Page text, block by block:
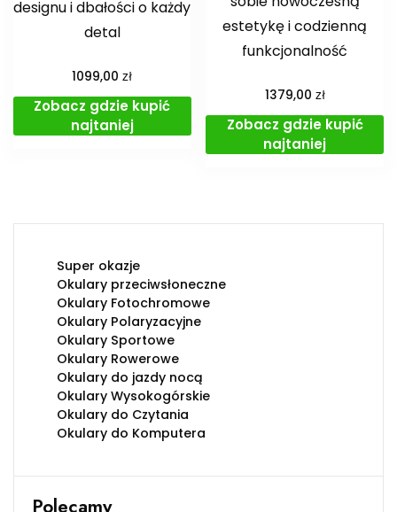
designu i dbałości o każdy
detal
1099,00zł
Zobacz gdzie kupić
najtaniej
estetykę i codzienną
funkcjonalność
1379,00 zł
Zobacz gdzie kupić
najtaniej
Super okazje
Okulary przeciwsłoneczne
Okulary Fotochromowe
Okulary Polaryzacyjne
Okulary Sportowe
Okulary Rowerowe
Okulary do jazdy nocą
Okulary Wysokogórskie
Okulary do Czytania
Okulary do Komputera